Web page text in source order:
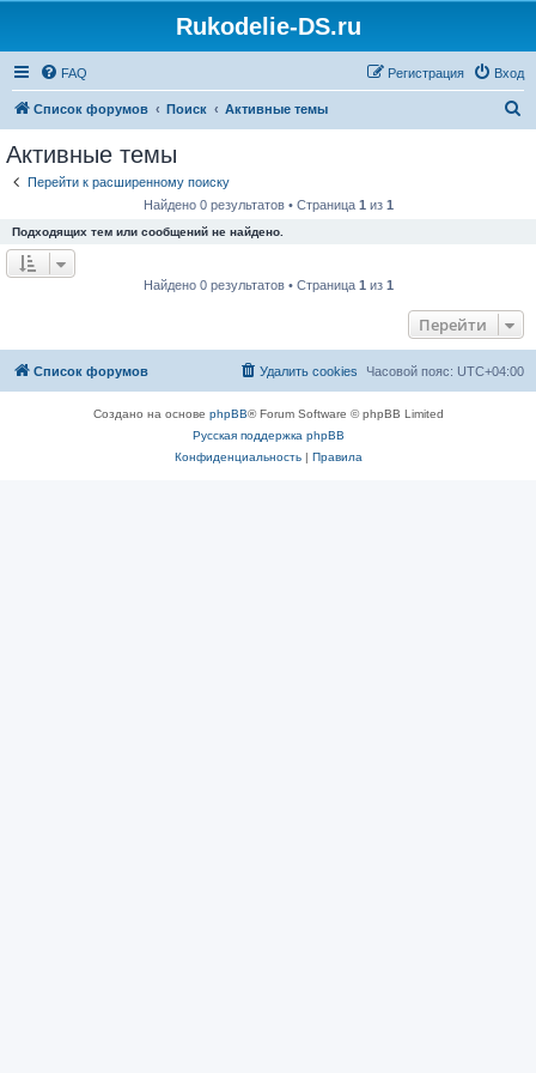
Rukodelie-DS.ru
FAQ Вход
Регистрация
Список форумов Поиск Активные темы
Активные темы
Перейти к расширенному поиску
Найдено 0 результатов • Страница 1 из 1
Подходящих тем или сообщений не найдено.
Найдено 0 результатов • Страница 1 из 1
Перейти
Список форумов Часовой пояс: UTC+04:00
Удалить cookies
Создано на основе phpBB® Forum Software © phpBB Limited
Русская поддержка phpBB
Конфиденциальность| Правила